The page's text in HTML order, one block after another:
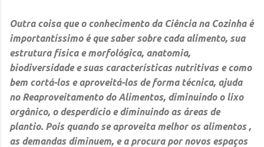
Outra coisa que o conhecimento da Ciência na Cozinhaé
importantíssimo é que saber sobre cada alimento, sua
estrutura física e morfológica, anatomia,
biodiversidade e suas características nutritivas e como
bem cortá-los e aproveitá-los de forma técnica, ajuda
no Reaproveitamento do Alimentos, diminuindo o lixo
orgânico, o desperdícioe diminuindo as áreas de
plantio. Pois quando se aproveita melhor os alimentos ,
as demandas diminuem, e a procura por novos espaços